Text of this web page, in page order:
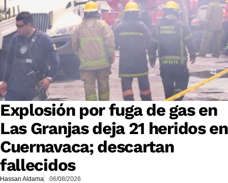
Explosión por fuga de gas en
Las Granjas deja 21 heridos en
Cuernavaca; descartan
fallecidos
Hassan Aldama 06/08/2026